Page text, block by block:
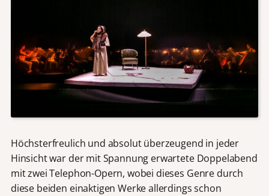
Höchsterfreulich und absolut überzeugend in jeder
Hinsicht war der mit Spannung erwartete Doppelabend
mit zwei Telephon-Opern, wobei dieses Genre durch
diese beiden einaktigen Werke allerdings schon